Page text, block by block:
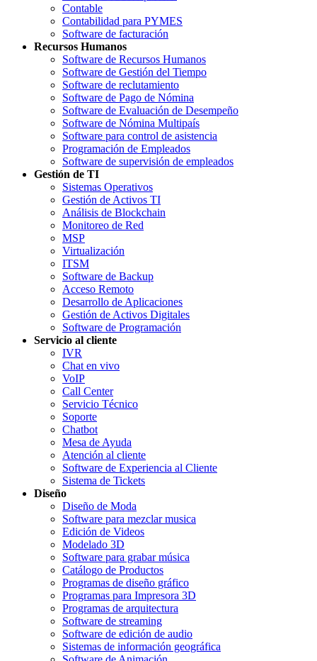
Contable
Contabilidad para PYMES
Software de facturación
Recursos Humanos
Software de Recursos Humanos
Software de Gestión del Tiempo
Software de reclutamiento
Software de Pago de Nómina
Software de Evaluación de Desempeño
Software de Nómina Multipaís
Software para control de asistencia
Programación de Empleados
Software de supervisión de empleados
Gestión de TI
Sistemas Operativos
Gestión de Activos TI
Análisis de Blockchain
Monitoreo de Red
MSP
Virtualización
ITSM
Software de Backup
Acceso Remoto
Desarrollo de Aplicaciones
Gestión de Activos Digitales
Software de Programación
Servicio al cliente
IVR
Chat en vivo
VoIP
Call Center
Servicio Técnico
Soporte
Chatbot
Mesa de Ayuda
Atención al cliente
Software de Experiencia al Cliente
Sistema de Tickets
Diseño
Diseño de Moda
Software para mezclar musica
Edición de Videos
Modelado 3D
Software para grabar música
Catálogo de Productos
Programas de diseño gráfico
Programas para Impresora 3D
Programas de arquitectura
Software de streaming
Software de edición de audio
Sistemas de información geográfica